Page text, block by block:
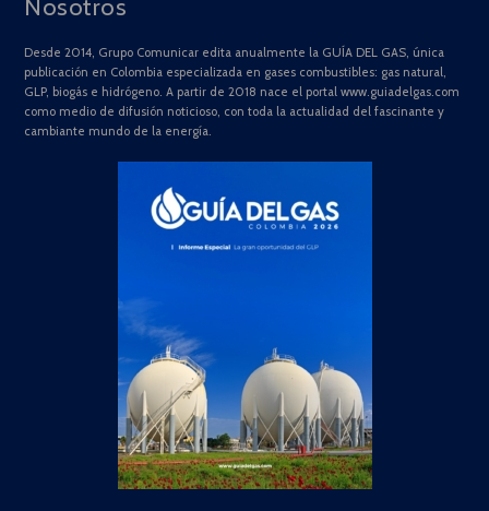
Nosotros
Desde 2014, Grupo Comunicar edita anualmente la GUÍA DEL GAS, única
publicación en Colombia especializada en gases combustibles: gas natural,
GLP, biogás e hidrógeno. A partir de 2018 nace el portal www.guiadelgas.com
como medio de difusión noticioso, con toda la actualidad del fascinante y
cambiante mundo de la energía.